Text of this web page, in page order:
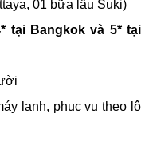
01 bữa lẩu Suki)
tại Bangkok và 5* tại
lạnh, phục vụ theo lộ